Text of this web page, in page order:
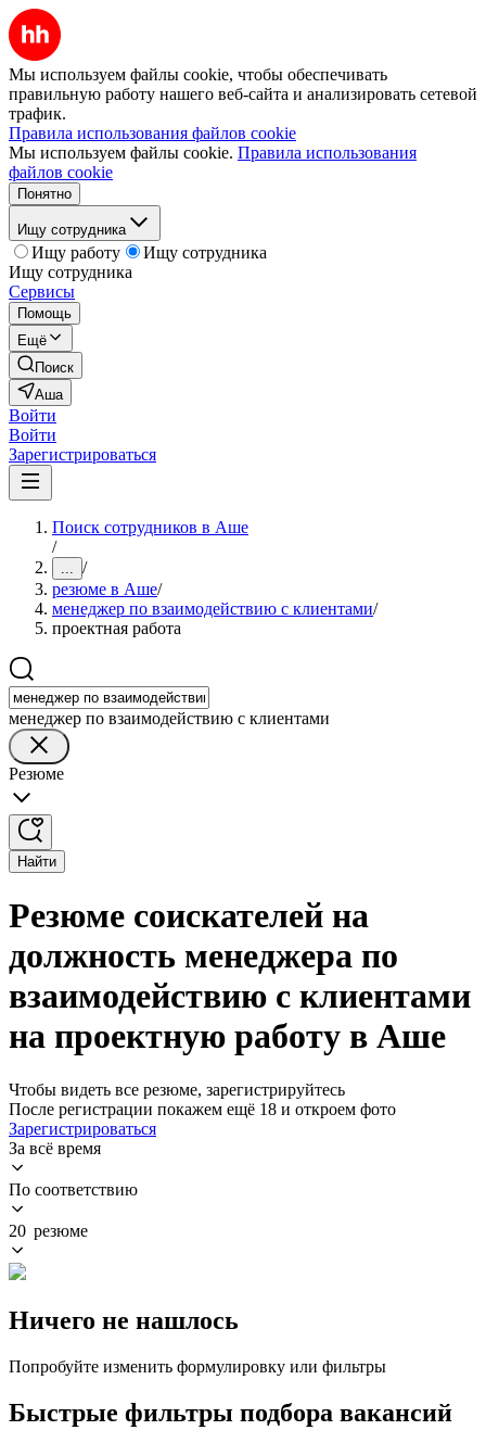
Мы используем файлы cookie, чтобы обеспечивать
правильную работу нашего веб-сайта и анализировать сетевой
трафик.
Правила использования файлов cookie
Мы используем файлы cookie. Правила использования
файлов cookie
Понятно
Ищу сотрудника
Ищу работу
Ищу сотрудника
Ищу сотрудника
Сервисы
Помощь
Ещё
Поиск
Аша
Войти
Войти
Зарегистрироваться
Поиск сотрудников в Аше
/
... /
резюме в Аше/
менеджер по взаимодействию с клиентами/
проектная работа
менеджер по взаимодействию с клиентами
Резюме
Найти
Резюме соискателей на
должность менеджера по
взаимодействию с клиентами
на проектную работу в Аше
Чтобы видеть все резюме, зарегистрируйтесь
После регистрации покажем ещё 18 и откроем фото
Зарегистрироваться
За всё время
По соответствию
20 резюме
Ничего не нашлось
Попробуйте изменить формулировку или фильтры
Быстрые фильтры подбора вакансий